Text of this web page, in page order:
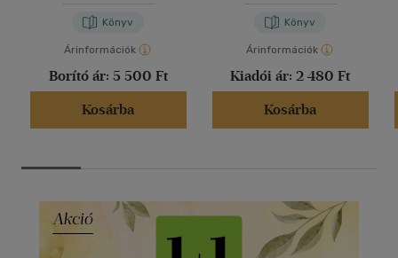
Könyv
Árinformációk
Borító ár: 5 500 Ft
Kosárba
Könyv
Árinformációk
Kiadói ár: 2 480 Ft
Kosárba